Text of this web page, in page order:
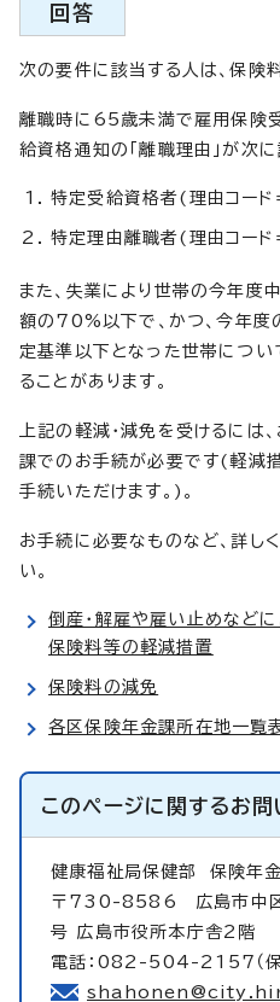
回答
次の要件に該当する人は、保険
離職時に65歳未満で雇用保険
給資格通知の「離職理由」が次
特定受給資格者(理由コ
特定理由離職者(理由コ
また、失業により世帯の今年度
額の70%以下で、かつ、今年
定基準以下となった世帯につい
ることがあります。
上記の軽減・減免を受けるには
課でのお手続が必要です(軽減
手続いただけます。)。
お手続に必要なものなど、詳し
い。
倒産・解雇や雇い止めなど
保険料等の軽減措置
保険料の減免
各区保険年金課所在地一覧
このページに関するお問
健康福祉局保健部 保険年
〒730-8586 広島市中区
号 広島市役所本庁舎2階
電話：082-504-2157（保